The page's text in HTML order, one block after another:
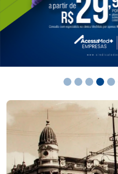
Institucional
O Sindicomércio-JF abraça
continuidade do
conta da realização de
um sindicato diferenciado
na excelência de gestão
Conheça a nossa